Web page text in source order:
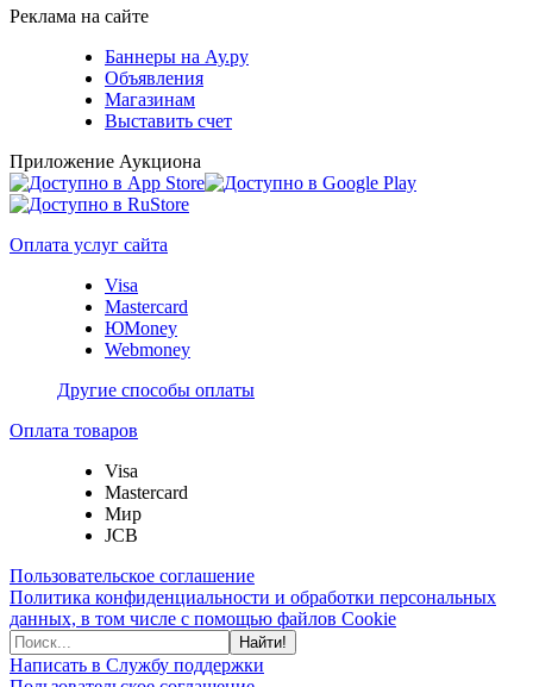
Реклама на сайте
Баннеры на Ау.ру
Объявления
Магазинам
Выставить счет
Приложение Аукциона
Оплата услуг сайта
Visa
Mastercard
ЮMoney
Webmoney
Другие способы оплаты
Оплата товаров
Visa
Mastercard
Мир
JCB
Пользовательское соглашение
Политика конфиденциальности и обработки персональных
данных, в том числе с помощью файлов Cookie
Найти!
Написать в Службу поддержки